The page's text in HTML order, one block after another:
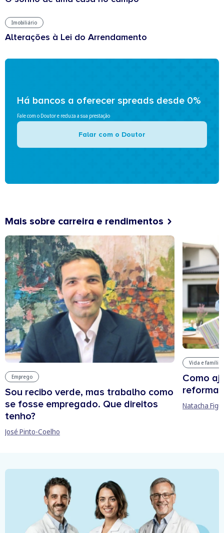
Imobiliário
Alterações à Lei do Arrendamento
Há bancos a oferecer spreads desde 0%
Fale com o Doutor e reduza a sua prestação
Falar com o Doutor
Mais sobre carreira e rendimentos
Emprego
Sou recibo verde, mas trabalho como
se fosse empregado. Que direitos
tenho?
José Pinto-Coelho
Vida e família
Como
reforma
Natacha